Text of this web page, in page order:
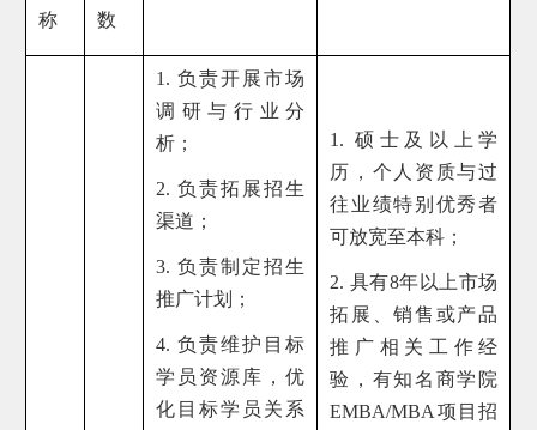
称
数
1. 负责开展市场
调研与行业分
析；
2. 负责拓展招生
渠道；
3. 负责制定招生
推广计划；
4. 负责维护目标
学员资源库，优
化目标学员关系
1. 硕士及以上学
历，个人资质与过
往业绩特别优秀者
可放宽至本科；
2. 具有8年以上市场
拓展、销售或产品
推广相关工作经
验，有知名商学院
EMBA/MBA项目招